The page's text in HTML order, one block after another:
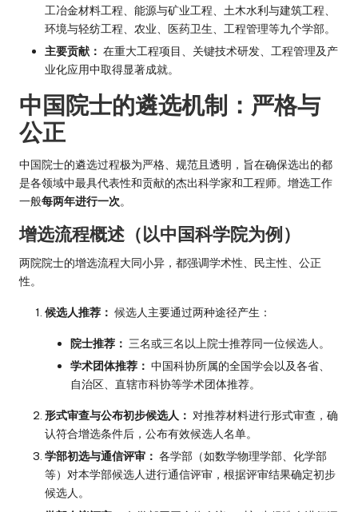
工冶金材料工程、能源与矿业工程、土木水利与建筑工程、
环境与轻纺工程、农业、医药卫生、工程管理等九个学部。
主要贡献： 在重大工程项目、关键技术研发、工程管理及产
业化应用中取得显著成就。
中国院士的遴选机制：严格与
公正
中国院士的遴选过程极为严格、规范且透明，旨在确保选出的都
是各领域中最具代表性和贡献的杰出科学家和工程师。增选工作
一般每两年进行一次。
增选流程概述（以中国科学院为例）
两院院士的增选流程大同小异，都强调学术性、民主性、公正
性。
候选人推荐： 候选人主要通过两种途径产生：
院士推荐： 三名或三名以上院士推荐同一位候选人。
学术团体推荐： 中国科协所属的全国学会以及各省、
自治区、直辖市科协等学术团体推荐。
形式审查与公布初步候选人： 对推荐材料进行形式审查，确
认符合增选条件后，公布有效候选人名单。
学部初选与通信评审： 各学部（如数学物理学部、化学部
等）对本学部候选人进行通信评审，根据评审结果确定初步
候选人。